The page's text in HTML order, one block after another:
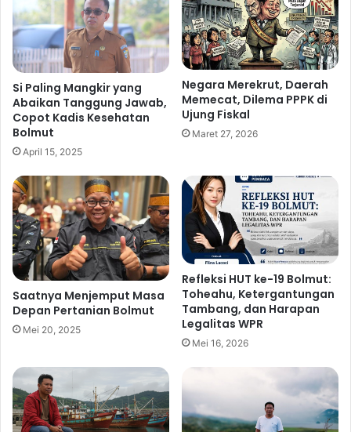
e
T
u
r
n
a
m
e
n
a
r
a
t
e
B
u
p
a
t
u
p
I
I
,
M
e
n
y
u
l
a
m
a
r
a
p
a
n
d
i
U
s
8
T
Si Paling Mangkir yang
Abaikan Tanggung Jawab,
Copot Kadis Kesehatan
Bolmut
April 15, 2025
Negara Merekrut, Daerah
Memecat, Dilema PPPK di
Ujung Fiskal
Maret 27, 2026
Saatnya Menjemput Masa
Depan Pertanian Bolmut
Mei 20, 2025
Refleksi HUT ke-19 Bolmut:
Toheahu, Ketergantungan
Tambang, dan Harapan
Legalitas WPR
Mei 16, 2026